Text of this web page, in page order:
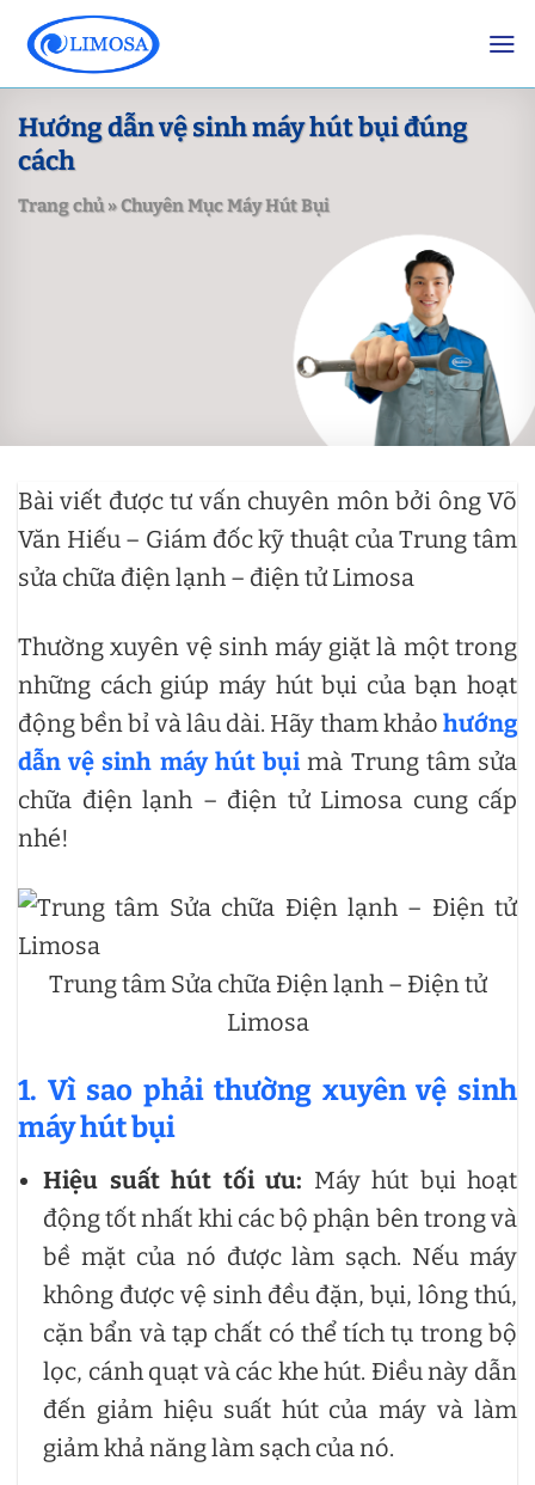
content
Hướng dẫn vệ sinh máy hút bụi đúng
cách
Trang chủ»Chuyên Mục Máy Hút Bụi
Bài viết được tư vấn chuyên môn bởi ông Võ
Văn Hiếu – Giám đốc kỹ thuật của Trung tâm
sửa chữa điện lạnh – điện tử Limosa
Thường xuyên vệ sinh máy giặt là một trong
những cách giúp máy hút bụi của bạn hoạt
động bền bỉ và lâu dài. Hãy tham khảo hướng
dẫn vệ sinh máy hút bụi mà Trung tâm sửa
chữa điện lạnh – điện tử Limosa cung cấp
nhé!
Trung tâm Sửa chữa Điện lạnh – Điện tử
Limosa
1. Vì sao phải thường xuyên vệ sinh
máy hút bụi
Hiệu suất hút tối ưu: Máy hút bụi hoạt
động tốt nhất khi các bộ phận bên trong và
bề mặt của nó được làm sạch. Nếu máy
không được vệ sinh đều đặn, bụi, lông thú,
cặn bẩn và tạp chất có thể tích tụ trong bộ
lọc, cánh quạt và các khe hút. Điều này dẫn
đến giảm hiệu suất hút của máy và làm
giảm khả năng làm sạch của nó.